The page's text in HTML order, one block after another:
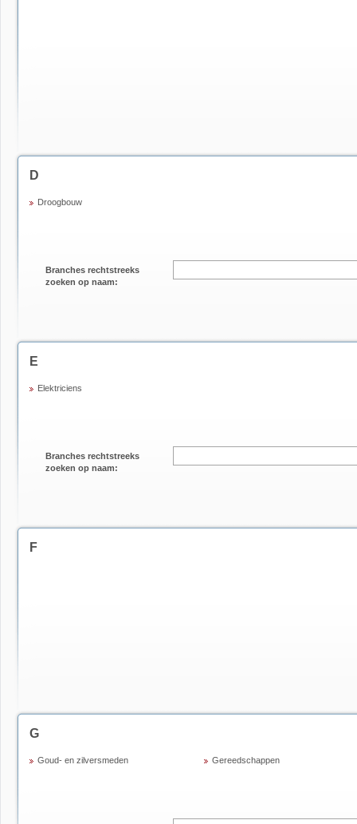
D
Droogbouw
Branches rechtstreeks
zoeken op naam:
E
Elektriciens
Branches rechtstreeks
zoeken op naam:
F
G
Goud- en zilversmeden Gereedschappen